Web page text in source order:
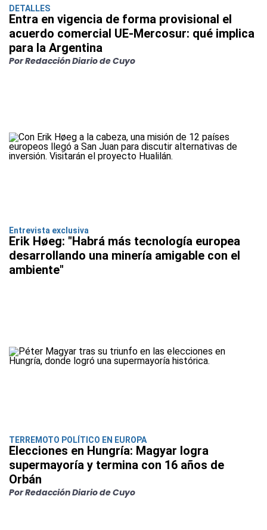
DETALLES
Entra en vigencia de forma provisional el
acuerdo comercial UE-Mercosur: qué implica
para la Argentina
Por Redacción Diario de Cuyo
Entrevista exclusiva
Erik Høeg: "Habrá más tecnología europea
desarrollando una minería amigable con el
ambiente"
TERREMOTO POLÍTICO EN EUROPA
Elecciones en Hungría: Magyar logra
supermayoría y termina con 16 años de
Orbán
Por Redacción Diario de Cuyo